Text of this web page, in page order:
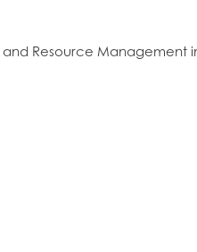
Resource Management